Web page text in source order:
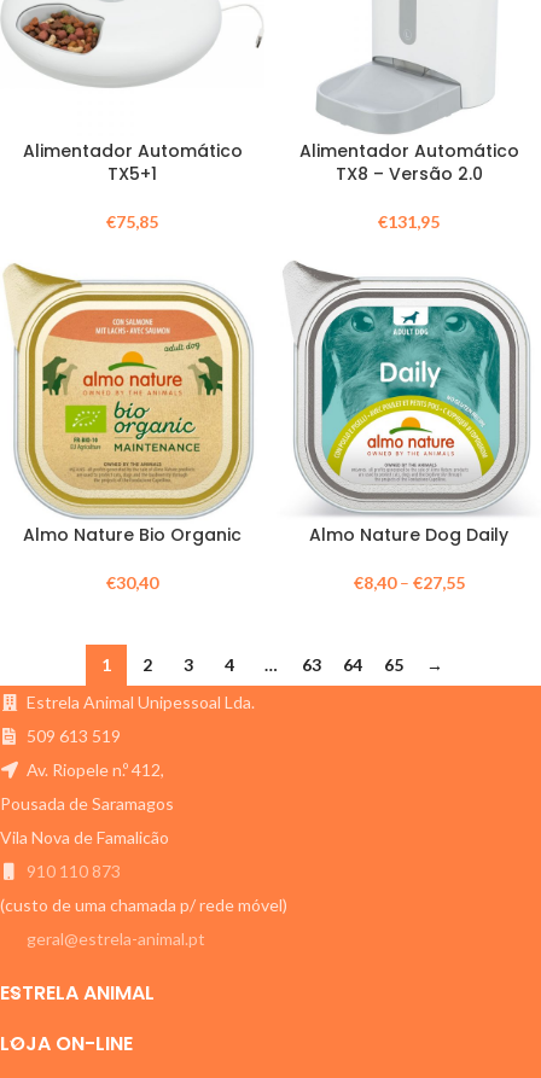
Alimentador Automático
TX5+1
€75,85
Alimentador Automático
TX8 – Versão 2.0
€131,95
Almo Nature Bio Organic
€30,40
Almo Nature Dog Daily
€8,40– €27,55
1 2 3 4 … 63 64 65
→
Estrela Animal Unipessoal Lda.
509 613 519
Av. Riopele n.º 412,
Pousada de Saramagos
Vila Nova de Famalicão
910 110 873
(custo de uma chamada p/ rede móvel)
geral@estrela-animal.pt
ESTRELA ANIMAL
LOJA ON-LINE